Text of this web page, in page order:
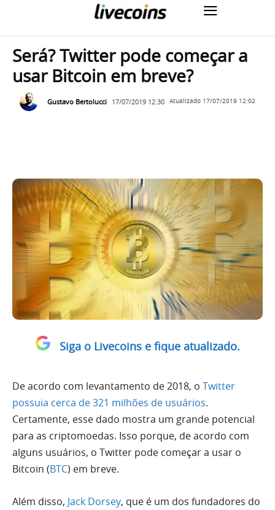
Será? Twitter pode começar a
usar Bitcoin em breve?
Gustavo Bertolucci 17/07/2019 12:30 Atualizado 17/07/2019 12:02
Siga o Livecoins e fique atualizado.
De acordo com levantamento de 2018, o Twitter
possuia cerca de 321 milhões de usuários.
Certamente, esse dado mostra um grande potencial
para as criptomoedas. Isso porque, de acordo com
alguns usuários, o Twitter pode começar a usar o
Bitcoin (BTC) em breve.
Além disso, Jack Dorsey, que é um dos fundadores do